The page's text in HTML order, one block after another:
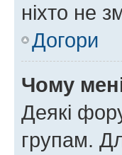
ніхто не
Догори
Чому
Деякі
групам.